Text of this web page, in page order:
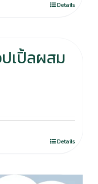
Details
เปิ้ลผสม
Details